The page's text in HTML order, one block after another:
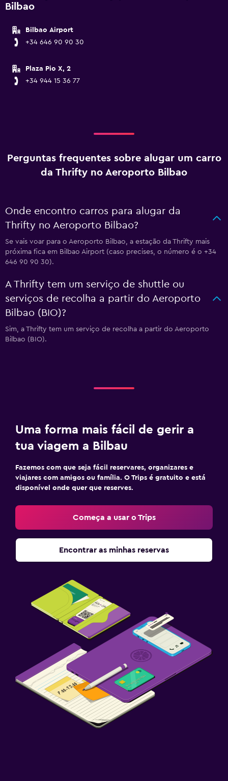
Bilbao
Bilbao Airport
+34 646 90 90 30
Plaza Pio X, 2
+34 944 15 36 77
Perguntas frequentes sobre alugar um carro
da Thrifty no Aeroporto Bilbao
Onde encontro carros para alugar da
Thrifty no Aeroporto Bilbao?
Se vais voar para o Aeroporto Bilbao, a estação da Thrifty mais
próxima fica em Bilbao Airport (caso precises, o número é o +34
646 90 90 30).
A Thrifty tem um serviço de shuttle ou
serviços de recolha a partir do Aeroporto
Bilbao (BIO)?
Sim, a Thrifty tem um serviço de recolha a partir do Aeroporto
Bilbao (BIO).
Uma forma mais fácil de gerir a
tua viagem a Bilbau
Fazemos com que seja fácil reservares, organizares e
viajares com amigos ou família. O Trips é gratuito e está
disponível onde quer que reserves.
Começa a usar o Trips
Encontrar as minhas reservas